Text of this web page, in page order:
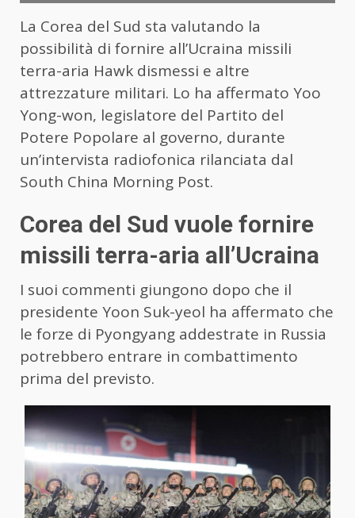
La Corea del Sud sta valutando la
possibilità di fornire all’Ucraina missili
terra-aria Hawk dismessi e altre
attrezzature militari. Lo ha affermato Yoo
Yong-won, legislatore del Partito del
Potere Popolare al governo, durante
un’intervista radiofonica rilanciata dal
South China Morning Post.
Corea del Sud vuole fornire
missili terra-aria all’Ucraina
I suoi commenti giungono dopo che il
presidente Yoon Suk-yeol ha affermato che
le forze di Pyongyang addestrate in Russia
potrebbero entrare in combattimento
prima del previsto.